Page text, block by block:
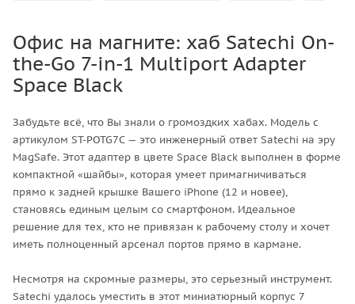
Офис на магните: хаб Satechi On-
the-Go 7-in-1 Multiport Adapter
Space Black
Забудьте всё, что Вы знали о громоздких хабах. Модель с
артикулом ST-POTG7C — это инженерный ответ Satechi на эру
MagSafe. Этот адаптер в цвете Space Black выполнен в форме
компактной «шайбы», которая умеет примагничиваться
прямо к задней крышке Вашего iPhone (12 и новее),
становясь единым целым со смартфоном. Идеальное
решение для тех, кто не привязан к рабочему столу и хочет
иметь полноценный арсенал портов прямо в кармане.
Несмотря на скромные размеры, это серьезный инструмент.
Satechi удалось уместить в этот миниатюрный корпус 7